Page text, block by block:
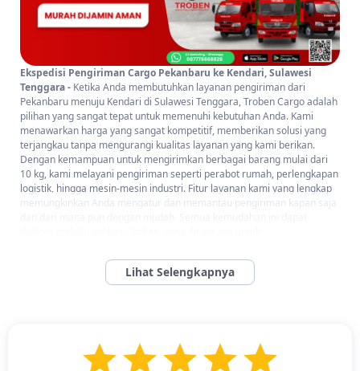
Ekspedisi Pengiriman Cargo Pekanbaru ke Kendari, Sulawesi
Tenggara - Ketika Anda membutuhkan layanan pengiriman dari
Pekanbaru menuju Kendari di Sulawesi Tenggara, Troben Cargo adalah
pilihan yang sangat tepat untuk memenuhi kebutuhan Anda. Kami
menawarkan harga yang sangat kompetitif, memberikan solusi yang
terjangkau tanpa mengurangi kualitas layanan yang kami berikan.
Dengan kemampuan untuk mengirimkan berbagai barang mulai dari
10 kg, kami melayani pengiriman seperti perabot rumah, perlengkapan
logistik, hingga mesin-mesin industri. Fitur layanan kami yang lengkap
memungkinkan Anda mengatur dan memantau pengiriman kapan saja
akan merasakan kemudahan dan efisiensi dalam setiap pengiriman
Jenis Barang yang Bisa Dikirim dari Pekanbaru ke Kendari,